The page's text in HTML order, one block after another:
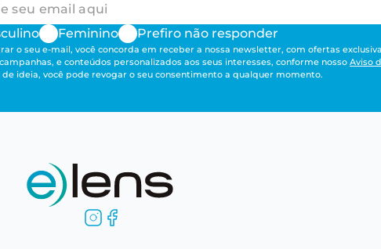
Feminino Prefiro não responder
o seu e-mail, você concorda em receber a nossa newsletter, com ofertas
e conteúdos personalizados aos seus interesses, conforme nosso Aviso
de ideia, você pode revogar o seu consentimento a qualquer momento.